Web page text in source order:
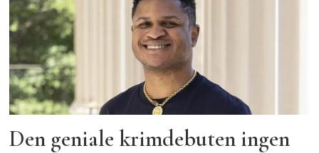
Den geniale krimdebuten ingen